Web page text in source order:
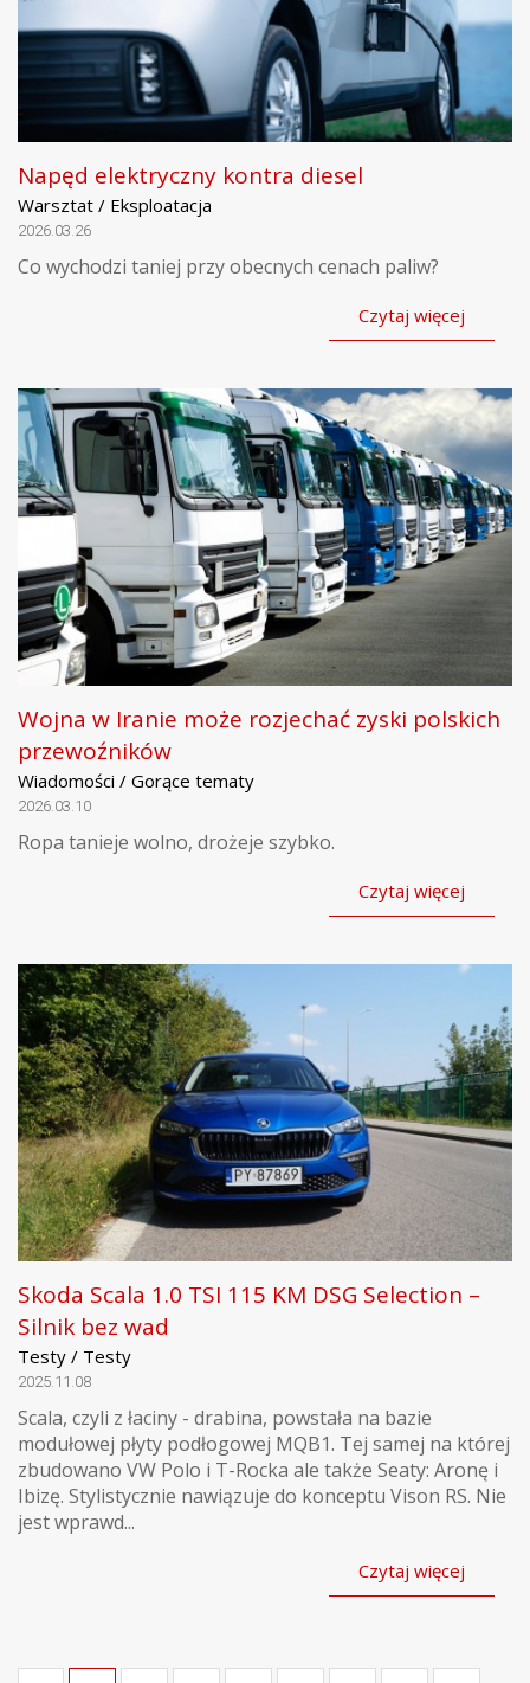
Napęd elektryczny kontra diesel
Warsztat / Eksploatacja
2026.03.26
Co wychodzi taniej przy obecnych cenach paliw?
Czytaj więcej
Wojna w Iranie może rozjechać zyski polskich
przewoźników
Wiadomości / Gorące tematy
2026.03.10
Ropa tanieje wolno, drożeje szybko.
Czytaj więcej
Skoda Scala 1.0 TSI 115 KM DSG Selection –
Silnik bez wad
Testy / Testy
2025.11.08
Scala, czyli z łaciny - drabina, powstała na bazie
modułowej płyty podłogowej MQB1. Tej samej na której
zbudowano VW Polo i T-Rocka ale także Seaty: Aronę i
Ibizę. Stylistycznie nawiązuje do konceptu Vison RS. Nie
jest wprawd...
Czytaj więcej